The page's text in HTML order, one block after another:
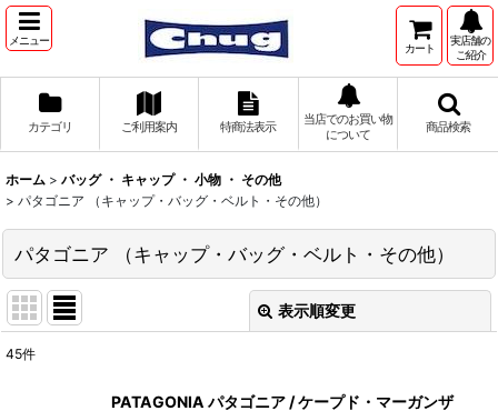
メニュー
カート
実店舗の
ご紹介
カテゴリ ご利用案内 特商法表示
当店でのお買い物
について
商品検索
ホーム > バッグ ・ キャップ ・ 小物 ・ その他
> パタゴニア （キャップ・バッグ・ベルト・その他）
パタゴニア （キャップ・バッグ・ベルト・その他）
表示順変更
45件
PATAGONIA パタゴニア / ケープド・マーガンザ